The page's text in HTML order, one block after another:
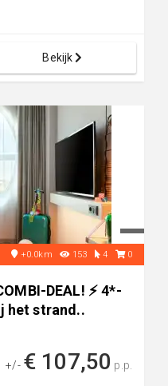
Bekijk
+0.0km 153 4 0
DEAL! ⚡ 4*-
het strand..
+/- € 107,50 p.p.